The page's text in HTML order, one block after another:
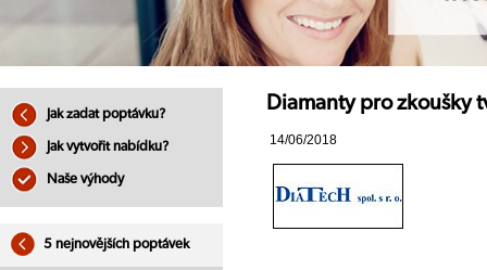
Jak zadat poptávku?
Jak vytvořit nabídku?
Naše výhody
5 nejnovějších poptávek
Diamanty pro zkoušky
14/06/2018